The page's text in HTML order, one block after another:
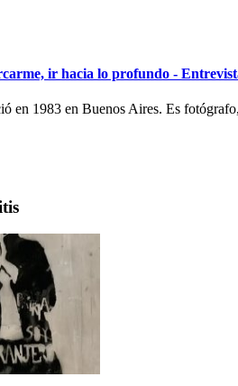
ir hacia lo profundo -
en 1983 en Buenos Aires. Es